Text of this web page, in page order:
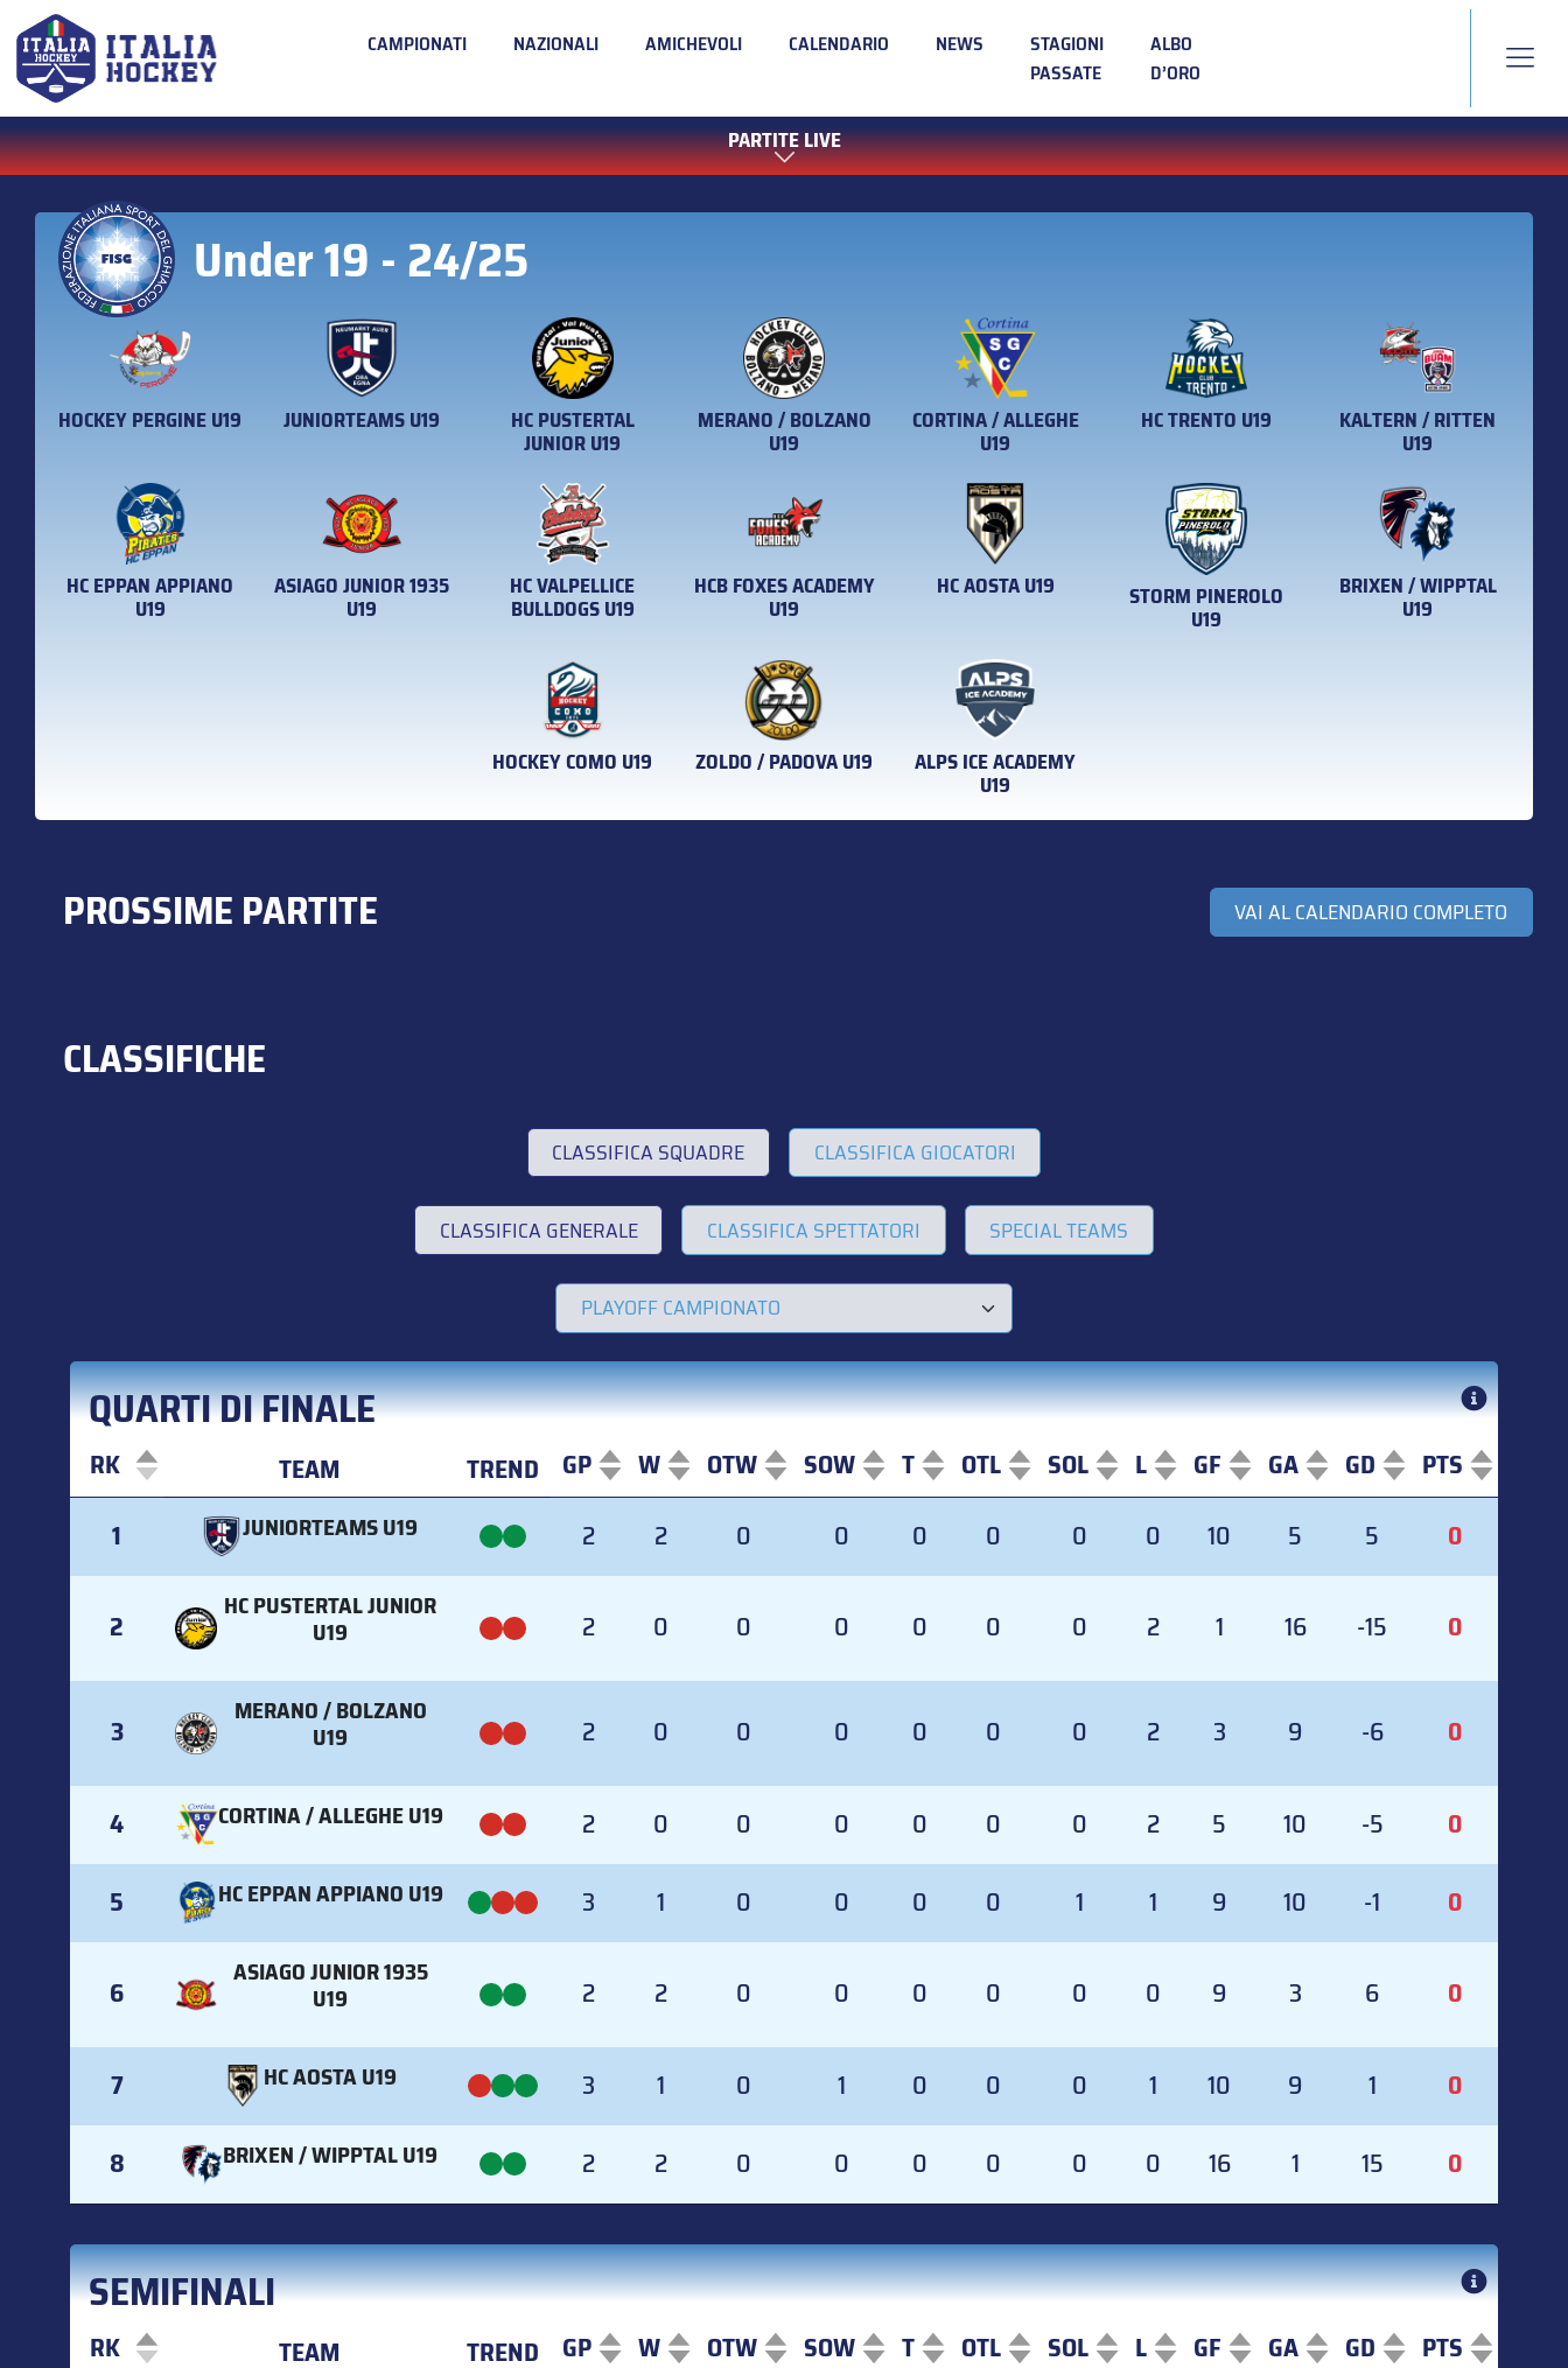
CAMPIONATI NAZIONALI AMICHEVOLI CALENDARIO NEWS
STAGIONI
PASSATE
ALBO
D’ORO
PARTITE LIVE
Under 19 - 24/25
HOCKEY PERGINE U19 JUNIORTEAMS U19 HC PUSTERTAL
JUNIOR U19
MERANO / BOLZANO
U19
CORTINA / ALLEGHE
U19
HC TRENTO U19 KALTERN / RITTEN
U19
HC EPPAN APPIANO
U19
ASIAGO JUNIOR 1935
U19
HC VALPELLICE
BULLDOGS U19
HCB FOXES ACADEMY
U19
HC AOSTA U19 STORM PINEROLO
U19
BRIXEN / WIPPTAL
U19
HOCKEY COMO U19 ZOLDO / PADOVA U19 ALPS ICE ACADEMY
U19
PROSSIME PARTITE VAI AL CALENDARIO COMPLETO
CLASSIFICHE
CLASSIFICA SQUADRE CLASSIFICA GIOCATORI
CLASSIFICA GENERALE CLASSIFICA SPETTATORI SPECIAL TEAMS
QUARTI DI FINALE
RK TEAM TREND GP W OTW SOW T OTL SOL L GF GA GD
PTS
RK
TEAM TREND GP W OTW SOW T OTL SOL L GF GA GD PTS
1 JUNIORTEAMS U19 2 2 0 0 0 0 0 0 10 5 5 0
2
HC PUSTERTAL JUNIOR
U19 2 0 0 0 0 0 0 2 1 16 -15 0
3
MERANO / BOLZANO
U19 2 0 0 0 0 0 0 2 3 9 -6 0
4 CORTINA / ALLEGHE U19 2 0 0 0 0 0 0 2 5 10 -5
0
5
HC EPPAN APPIANO U19 3 1 0 0 0 0 1 1 9 10 -1 0
6
ASIAGO JUNIOR 1935
U19 2 2 0 0 0 0 0 0 9 3 6 0
7 HC AOSTA U19 3 1 0 1 0 0 0 1 10 9 1
0
8
BRIXEN / WIPPTAL U19 2 2 0 0 0 0 0 0 16 1 15 0
SEMIFINALI
RK TEAM TREND GP W OTW SOW T OTL SOL L GF GA GD
PTS